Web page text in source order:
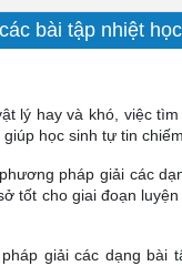
bài tập nhiệt học
lý hay và khó, việc
học sinh tự tin
pháp giải các
tốt cho giai đoạn
giải các dạng bài